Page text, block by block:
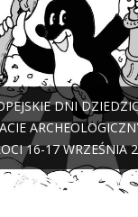
DNI
16-17 WRZEŚNIA